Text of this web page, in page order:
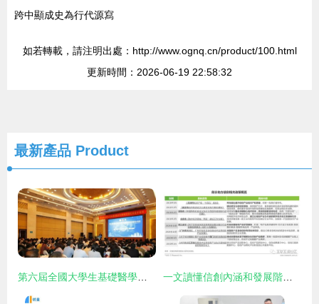
跨中顯成史為行代源寫
如若轉載，請注明出處：http://www.ognq.cn/product/100.html
更新時間：2026-06-19 22:58:32
最新產品 Product